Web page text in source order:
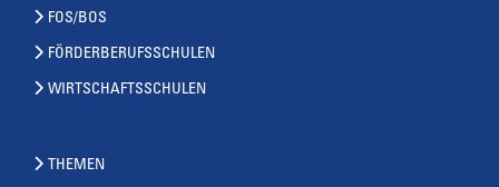
FOS/BOS
FÖRDERBERUFSSCHULEN
WIRTSCHAFTSSCHULEN
THEMEN